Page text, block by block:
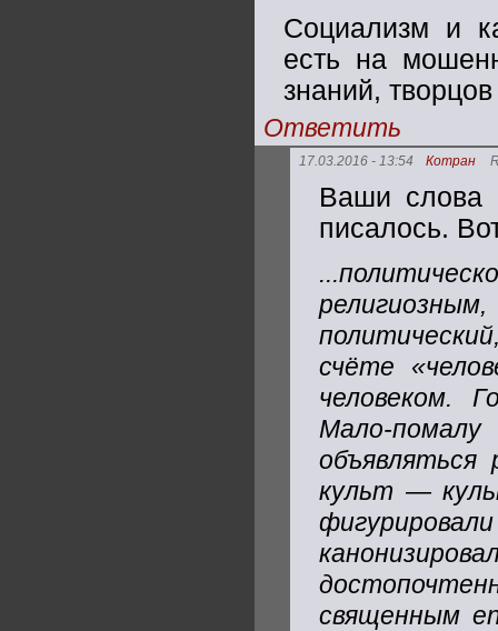
Социализм и
есть на
знаний,
Ответить
17.03.2016 - 13:54 Котран
Ваши слова
писалось.
счёте
человеком.
Мало-
культ —
священным